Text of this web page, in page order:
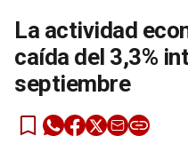
La actividad
caída del 3,3%
septiembre